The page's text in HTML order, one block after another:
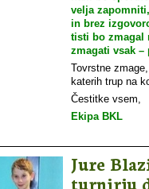
velja
in brez
tisti bo zmagal
zmagati vsak –
Tovrstne
katerih trup na
Čestitke vsem,
Ekipa BKL
Jure
turnirju